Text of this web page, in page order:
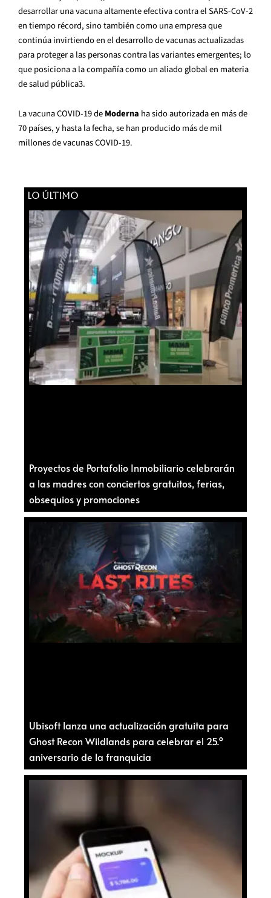
desarrollar una vacuna altamente efectivacontra el SARS-CoV-2
en tiempo récord, sino también como una empresa que
continúa invirtiendo en el desarrollo de vacunas actualizadas
para proteger a las personas contra las variantes emergentes; lo
que posiciona a la compañía como un aliado global en materia
de salud pública3.
La vacuna COVID-19 deModerna ha sido autorizada en más de
70 países, y hasta la fecha, se han producido más de mil
millones de vacunas COVID-19.
LO ÚLTIMO
Proyectos de Portafolio Inmobiliario celebrarán
a las madres con conciertos gratuitos, ferias,
obsequios y promociones
Ubisoft lanza una actualización gratuita para
Ghost Recon Wildlands para celebrar el 25.º
aniversario de la franquicia